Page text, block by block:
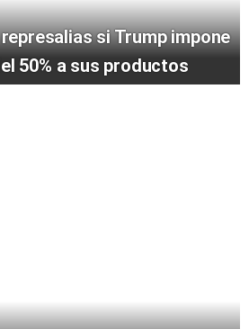
si Trump impone
50% a sus productos